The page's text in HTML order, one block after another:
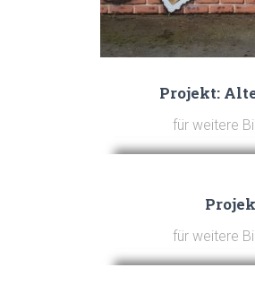
Projekt:
für weitere
für weitere